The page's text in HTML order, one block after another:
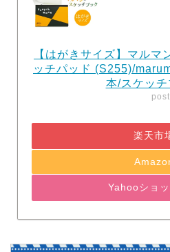
【はがきサイズ】マルマ
ッチパッド (S255)/
本/スケッチ
楽天市
Yahooショ